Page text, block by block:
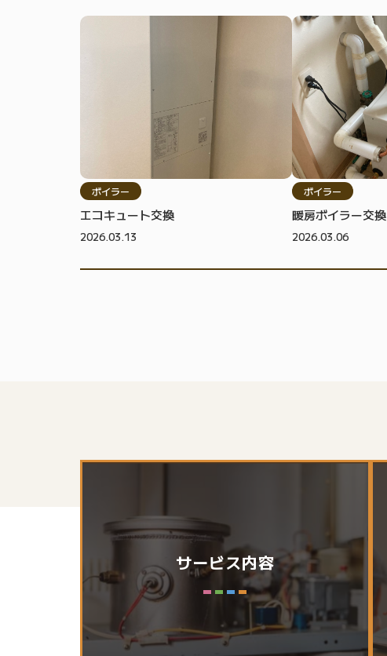
ボイラー
エコキュート交換
2026.03.13
ボイラー
暖房ボイラー交換
2026.03.06
サービス内容